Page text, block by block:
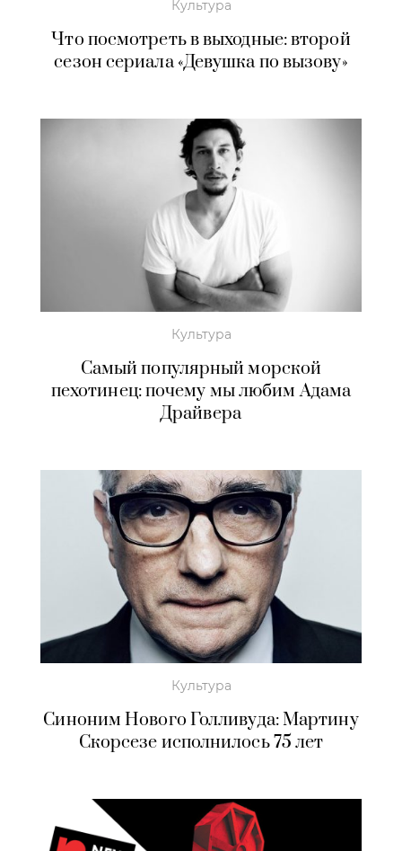
Культура
Что посмотреть в выходные: второй
сезон сериала «Девушка по вызову»
Культура
Самый популярный морской
пехотинец: почему мы любим Адама
Драйвера
Культура
Синоним Нового Голливуда: Мартину
Скорсезе исполнилось 75 лет